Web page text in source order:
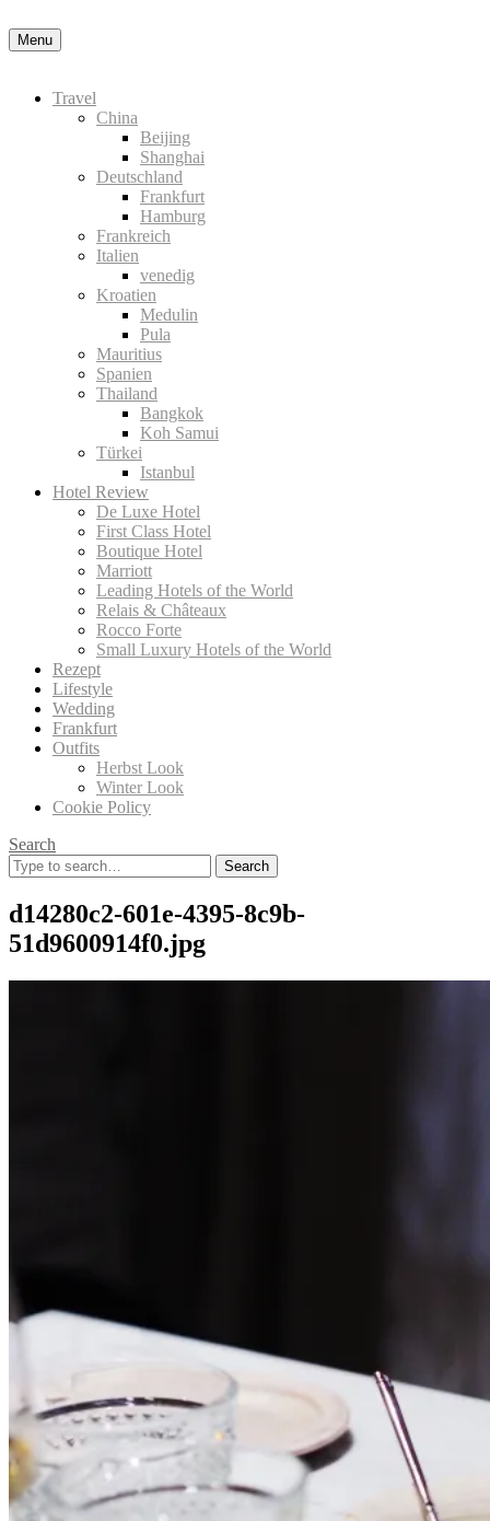
Menu
Travel
China
Beijing
Shanghai
Deutschland
Frankfurt
Hamburg
Frankreich
Italien
venedig
Kroatien
Medulin
Pula
Mauritius
Spanien
Thailand
Bangkok
Koh Samui
Türkei
Istanbul
Hotel Review
De Luxe Hotel
First Class Hotel
Boutique Hotel
Marriott
Leading Hotels of the World
Relais & Châteaux
Rocco Forte
Small Luxury Hotels of the World
Rezept
Lifestyle
Wedding
Frankfurt
Outfits
Herbst Look
Winter Look
Cookie Policy
Search
Search
for:
d14280c2-601e-4395-8c9b-
51d9600914f0.jpg
in der Datenschutzerklärung